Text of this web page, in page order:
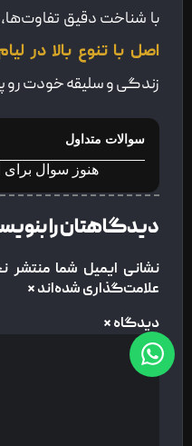
با شناخت دقیق تفاوت‌ها،
اصل با تنوع بالا در
زندگی و سلیقه خودت رو
سوالات متداول
هنوز سوال برای
دیدگاهتان را
نشانی ایمیل شما منتشر
علامت‌گذاری شده‌اند*
دیدگاه*